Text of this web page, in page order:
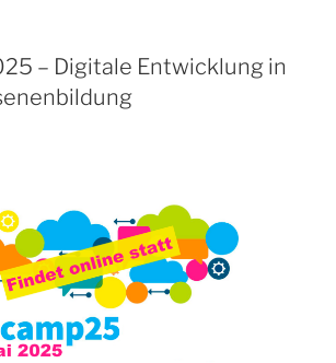
von
Social
Blended
– Digitale Entwicklung in